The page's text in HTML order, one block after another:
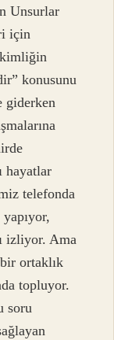
Unsurlar
için
kimliğin
konusunu
giderken
hayatlar
telefonda
izliyor. Ama
ortaklık
topluyor.
soru